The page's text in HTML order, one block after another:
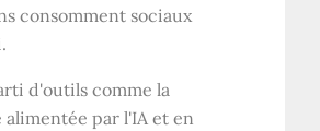
consomment sociaux
d'outils comme la
par l'IA et en